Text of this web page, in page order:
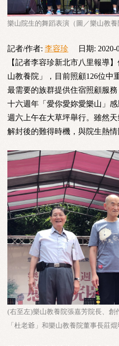
樂山院生的舞蹈表演（圖／樂山教養
記者/作者: 李容珍 日期:
【記者李容珍新北市八里報導
山教養院」，目前照顧126位中
最需要的族群提供住宿照顧服
十六週年「愛你愛妳愛樂山」感
週六上午在大草坪舉行。雖然
解封後的難得時機，與院生熱情
(右至左)樂山教養院張嘉芳院長、創
「杜老爺」和樂山教養院董事長莊